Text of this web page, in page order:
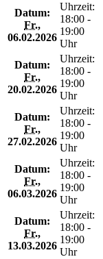
Datum:
Fr.,
06.02.2026
Uhrzeit:
18:00 -
19:00
Uhr
Datum:
Fr.,
20.02.2026
Uhrzeit:
18:00 -
19:00
Uhr
Datum:
Fr.,
27.02.2026
Uhrzeit:
18:00 -
19:00
Uhr
Datum:
Fr.,
06.03.2026
Uhrzeit:
18:00 -
19:00
Uhr
Datum:
Fr.,
13.03.2026
Uhrzeit:
18:00 -
19:00
Uhr